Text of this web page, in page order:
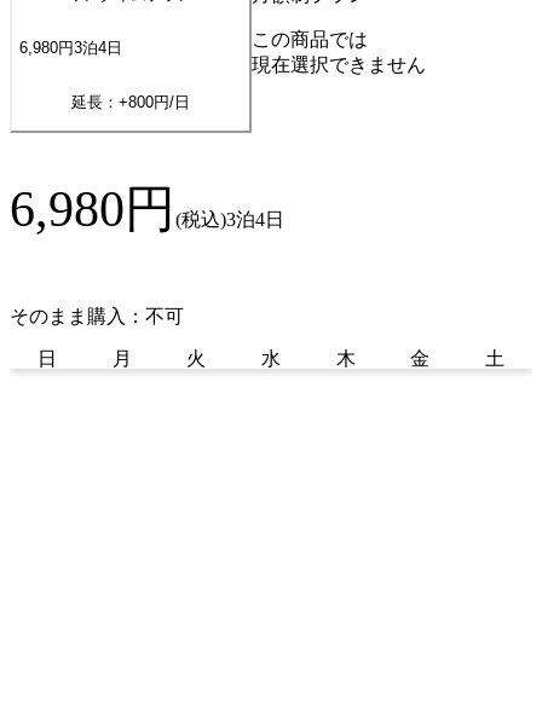
6,980円3泊4 日
延長：+800円/日
この商品では
現在選択できません
6,980円 (税込)3泊4日
そのまま購入：不可
日 月 火 水 木 金 土